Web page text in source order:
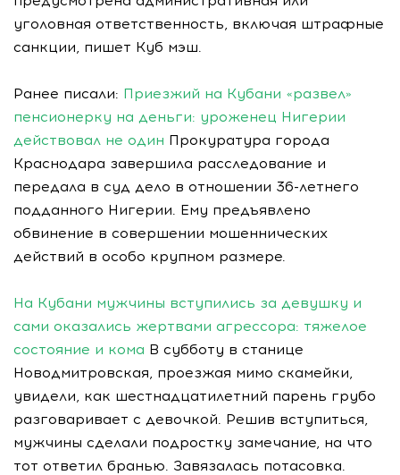
уголовная ответственность, включая штрафные
санкции, пишет Куб мэш.
Ранее писали: Приезжий на Кубани «развел»
пенсионерку на деньги: уроженец Нигерии
действовал не один Прокуратура города
Краснодара завершила расследование и
передала в суд дело в отношении 36-летнего
подданного Нигерии. Ему предъявлено
обвинение в совершении мошеннических
действий в особо крупном размере.
На Кубани мужчины вступились за девушку и
сами оказались жертвами агрессора: тяжелое
состояние и кома В субботу в станице
Новодмитровская, проезжая мимо скамейки,
увидели, как шестнадцатилетний парень грубо
разговаривает с девочкой. Решив вступиться,
мужчины сделали подростку замечание, на что
тот ответил бранью. Завязалась потасовка.